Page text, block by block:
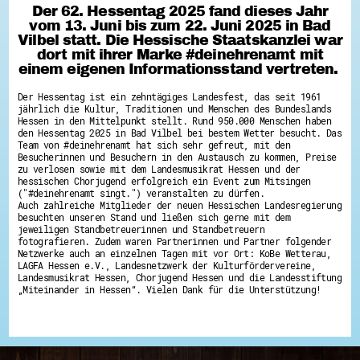
Hessen hilft Ukraine
Zeig uns dein Ehrenamt
Wettbewerb | Trikotwettbewerb
Wettbewerb | 80 Jahre Hessen - Engagement
8 Vereine x 80 Jahre x 1.000 €
Ausgezeichnete Projekte
Menschen des Respekts
SHARE IT: Teile deine Infos!
Gestalte dein Ehrenamt
Ehrenamts-Card Hessen
Engagement-Lotsen
Crowdfunding - Viele schaffen mehr
Förderprogramme
Ehrentag
Freiwilligenmanagement
Hessen engagiert - Digitale Themenabende
Kompetenznachweis Hessen
Zeugnisbeiblatt
GEMA-Pakt
Der 62. Hessentag 2025 fand dieses Jahr
vom 13. Juni bis zum 22. Juni 2025 in Bad
Vilbel statt. Die Hessische Staatskanzlei war
dort mit ihrer Marke #deinehrenamt mit
einem eigenen Informationsstand vertreten.
Der Hessentag ist ein zehntägiges Landesfest, das seit 1961
jährlich die Kultur, Traditionen und Menschen des Bundeslands
Hessen in den Mittelpunkt stellt. Rund 950.000 Menschen haben
den Hessentag 2025 in Bad Vilbel bei bestem Wetter besucht. Das
Team von #deinehrenamt hat sich sehr gefreut, mit den
Besucherinnen und Besuchern in den Austausch zu kommen, Preise
zu verlosen sowie mit dem Landesmusikrat Hessen und der
hessischen Chorjugend erfolgreich ein Event zum Mitsingen
("#deinehrenamt singt.") veranstalten zu dürfen.
Auch zahlreiche Mitglieder der neuen Hessischen Landesregierung
besuchten unseren Stand und ließen sich gerne mit dem
jeweiligen Standbetreuerinnen und Standbetreuern
fotografieren. Zudem waren Partnerinnen und Partner folgender
Netzwerke auch an einzelnen Tagen mit vor Ort: KoBe Wetterau,
LAGFA Hessen e.V., Landesnetzwerk der Kulturfördervereine,
Landesmusikrat Hessen, Chorjugend Hessen und die Landesstiftung
„Miteinander in Hessen“. Vielen Dank für die Unterstützung!